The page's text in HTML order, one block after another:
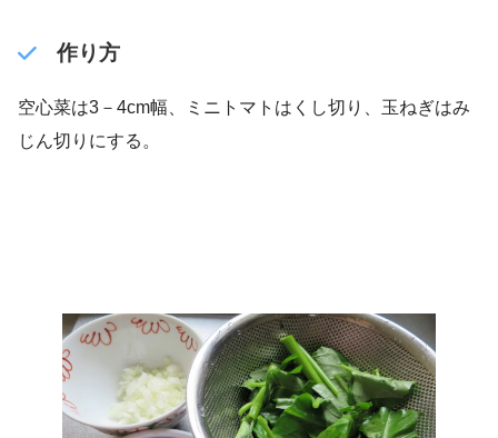
作り方
空心菜は3－4cm幅、ミニトマトはくし切り、玉ねぎはみ
じん切りにする。